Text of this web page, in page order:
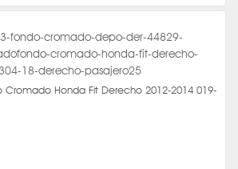
Cromado Honda Fit Derecho 2012-2014 019-